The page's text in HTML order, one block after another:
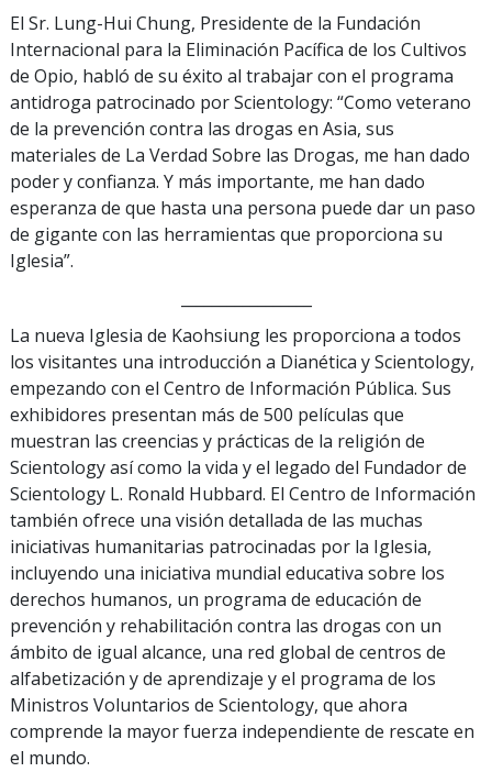
El Sr. Lung-Hui Chung, Presidente de la Fundación
Internacional para la Eliminación Pacífica de los Cultivos
de Opio, habló de su éxito al trabajar con el programa
antidroga patrocinado por Scientology: “Como veterano
de la prevención contra las drogas en Asia, sus
materiales de La Verdad Sobre las Drogas, me han dado
poder y confianza. Y más importante, me han dado
esperanza de que hasta una persona puede dar un paso
de gigante con las herramientas que proporciona su
Iglesia”.
La nueva Iglesia de Kaohsiung les proporciona a todos
los visitantes una introducción a Dianética y Scientology,
empezando con el Centro de Información Pública. Sus
exhibidores presentan más de 500 películas que
muestran las creencias y prácticas de la religión de
Scientology así como la vida y el legado del Fundador de
Scientology L. Ronald Hubbard. El Centro de Información
también ofrece una visión detallada de las muchas
iniciativas humanitarias patrocinadas por la Iglesia,
incluyendo una iniciativa mundial educativa sobre los
derechos humanos, un programa de educación de
prevención y rehabilitación contra las drogas con un
ámbito de igual alcance, una red global de centros de
alfabetización y de aprendizaje y el programa de los
Ministros Voluntarios de Scientology, que ahora
comprende la mayor fuerza independiente de rescate en
el mundo.